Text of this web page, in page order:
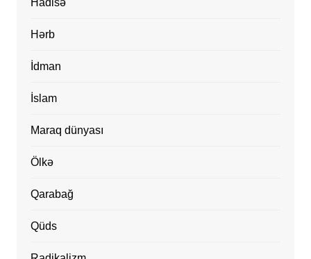
Hadisə
Hərb
İdman
İslam
Maraq dünyası
Ölkə
Qarabağ
Qüds